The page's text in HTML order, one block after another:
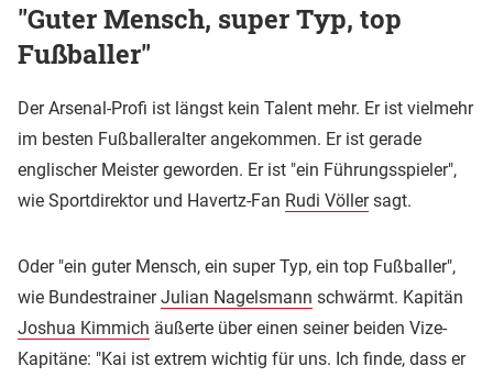
"Guter Mensch, super Typ, top
Fußballer"
Der Arsenal-Profi ist längst kein Talent mehr. Er ist vielmehr
im besten Fußballeralter angekommen. Er ist gerade
englischer Meister geworden. Er ist "ein Führungsspieler",
wie Sportdirektor und Havertz-Fan Rudi Völlersagt.
Oder "ein guter Mensch, ein super Typ, ein top Fußballer",
wie BundestrainerJulian Nagelsmann schwärmt. Kapitän
Joshua Kimmich äußerte über einen seiner beiden Vize-
Kapitäne: "Kai ist extrem wichtig für uns. Ich finde, dass er